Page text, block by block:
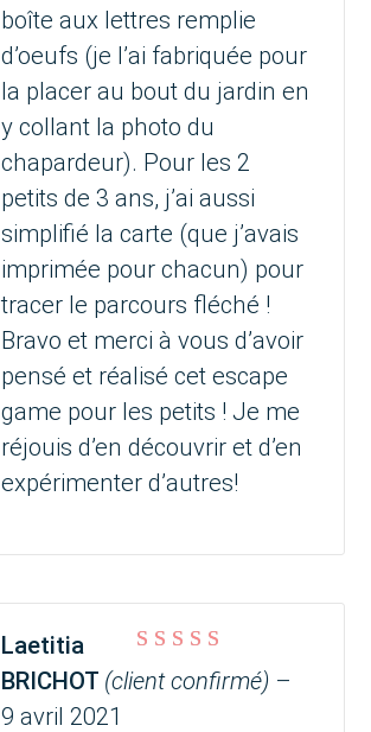
boîte aux lettres remplie
d’oeufs (je l’ai fabriquée pour
la placer au bout du jardin en
y collant la photo du
chapardeur). Pour les 2
petits de 3 ans, j’ai aussi
simplifié la carte (que j’avais
imprimée pour chacun) pour
tracer le parcours fléché !
Bravo et merci à vous d’avoir
pensé et réalisé cet escape
game pour les petits ! Je me
réjouis d’en découvrir et d’en
expérimenter d’autres!
Note sur 5
Laetitia
BRICHOT (client confirmé) –
9 avril 2021